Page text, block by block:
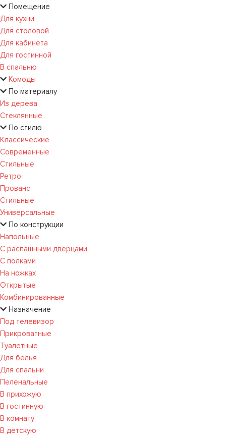
Помещение
Для кухни
Для столовой
Для кабинета
Для гостинной
В спальню
Комоды
По материалу
Из дерева
Стеклянные
По стилю
Классические
Современные
Стильные
Ретро
Прованс
Стильные
Универсальные
По конструкции
Напольные
С распашными дверцами
С полками
На ножках
Открытые
Комбинированные
Назначение
Под телевизор
Прикроватные
Туалетные
Для белья
Для спальни
Пеленальные
В прихожую
В гостинную
В комнату
В детскую